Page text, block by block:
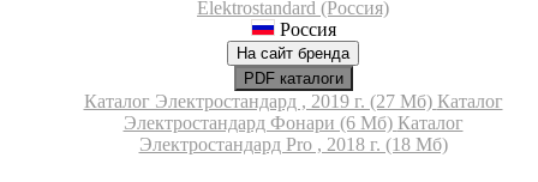
Elektrostandard (Россия)
Россия
На сайт бренда
PDF каталоги
Каталог Электростандард , 2019 г. (27 Мб) Каталог
Электростандард Фонари (6 Мб) Каталог
Электростандард Pro , 2018 г. (18 Мб)